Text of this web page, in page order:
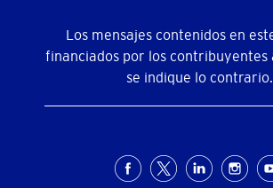
Los mensajes contenidos en
financiados por los contribuyentes
se indique lo contrario.